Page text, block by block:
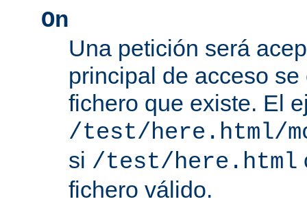
On
Una petición será
principal de acceso
fichero que existe. El
/test/here.html/
si /test/here.html
fichero válido.